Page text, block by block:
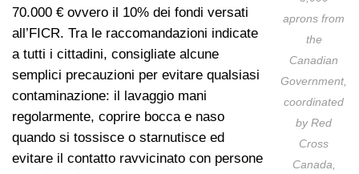
aprons from
the
Canadian
Government,
coordinated
by Red
Cross
Canada,
70.000 € ovvero il 10% dei fondi versati
all’FICR. Tra le raccomandazioni indicate
a tutti i cittadini, consigliate alcune
semplici precauzioni per evitare qualsiasi
contaminazione: il lavaggio mani
regolarmente, coprire bocca e naso
quando si tossisce o starnutisce ed
evitare il contatto ravvicinato con persone